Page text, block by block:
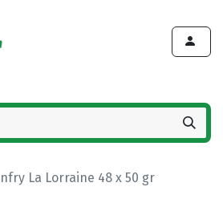
La Lorraine 48 x 50 gr